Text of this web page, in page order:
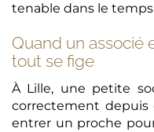
tenable dans le
Quand un associé
tout se fige
À Lille, une petite
correctement depuis
entrer un proche